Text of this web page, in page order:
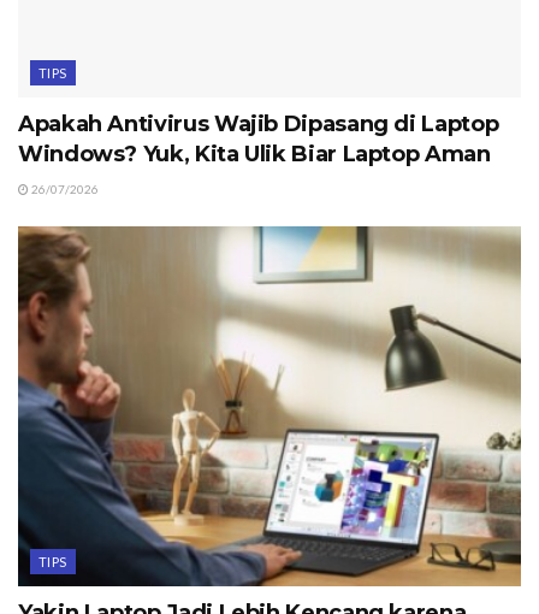
TIPS
Apakah Antivirus Wajib Dipasang di Laptop
Windows? Yuk, Kita Ulik Biar Laptop Aman
26/07/2026
TIPS